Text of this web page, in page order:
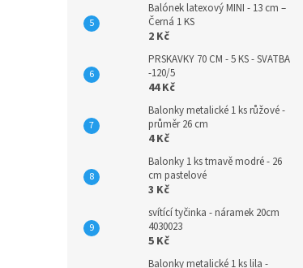
Balónek latexový MINI - 13 cm –
Černá 1 KS
2 Kč
PRSKAVKY 70 CM - 5 KS - SVATBA
-120/5
44 Kč
Balonky metalické 1 ks růžové -
průměr 26 cm
4 Kč
Balonky 1 ks tmavě modré - 26
cm pastelové
3 Kč
svítící tyčinka - náramek 20cm
4030023
5 Kč
Balonky metalické 1 ks lila -